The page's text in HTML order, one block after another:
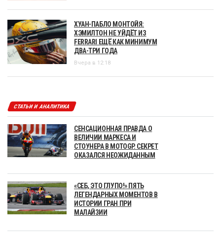
ХУАН-ПАБЛО МОНТОЙЯ:
ХЭМИЛТОН НЕ УЙДЁТ ИЗ
FERRARI ЕЩЁ КАК МИНИМУМ
ДВА-ТРИ ГОДА
Вчера в 12:18
СТАТЬИ И АНАЛИТИКА
СЕНСАЦИОННАЯ ПРАВДА О
ВЕЛИЧИИ МАРКЕСА И
СТОУНЕРА В MOTOGP. СЕКРЕТ
ОКАЗАЛСЯ НЕОЖИДАННЫМ
«СЕБ, ЭТО ГЛУПО!» ПЯТЬ
ЛЕГЕНДАРНЫХ МОМЕНТОВ В
ИСТОРИИ ГРАН ПРИ
МАЛАЙЗИИ